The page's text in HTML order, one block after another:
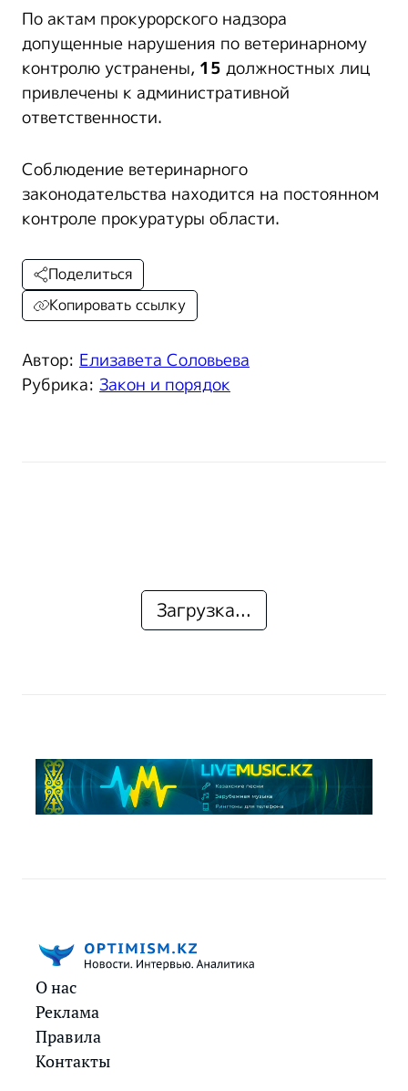
По актам прокурорского надзора
допущенные нарушения по ветеринарному
контролю устранены, 15 должностных лиц
привлечены к административной
ответственности.
Соблюдение ветеринарного
законодательства находится на постоянном
контроле прокуратуры области.
Автор: Елизавета Соловьева
Рубрика: Закон и порядок
Поделиться
Копировать ссылку
Загрузка...
О нас
Реклама
Правила
Контакты